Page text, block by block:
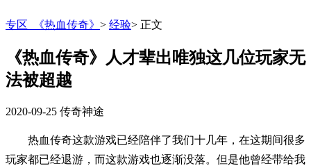
专区_《热血传奇》 > 经验> 正文
《热血传奇》人才辈出唯独这几位玩家无
法被超越
2020-09-25 传奇神途
热血传奇这款游戏已经陪伴了我们十几年，在这期间很多
玩家都已经退游，而这款游戏也逐渐没落。但是他曾经带给我